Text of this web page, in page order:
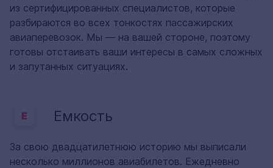
из сертифицированных специалистов, которые
разбираются во всех тонкостях пассажирских
авиаперевозок. Мы — на вашей стороне, поэтому
готовы отстаивать ваши интересы в самых сложных
и запутанных ситуациях.
Емкость
За свою двадцатилетнюю историю мы выписали
несколько миллионов авиабилетов. Ежедневно